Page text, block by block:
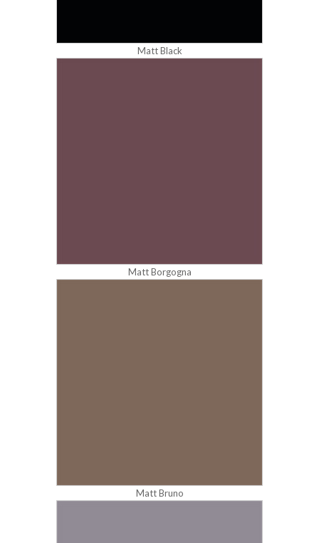
Matt Black
Matt Borgogna
Matt Bruno